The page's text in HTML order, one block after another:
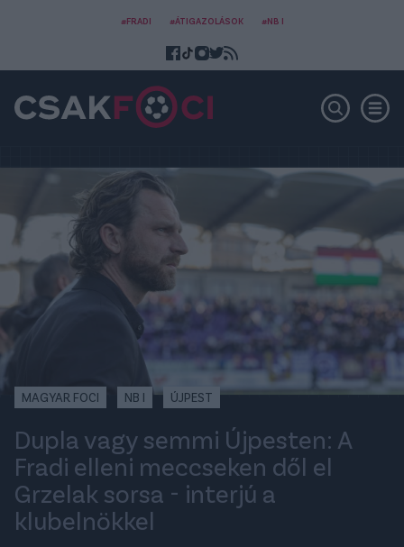
#FRADI #ÁTIGAZOLÁSOK #NB I
MAGYAR FOCI NB I ÚJPEST
Dupla vagy semmi Újpesten: A
Fradi elleni meccseken dől el
Grzelak sorsa - interjú a
klubelnökkel